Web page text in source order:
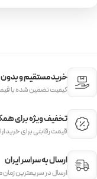
خرید مستقیم و
کیفیت تضمین شده با
تخفیف ویژه برای
قیمت‌ رقابتی برای
ارسال به سراسر ایران
ارسال در سریعترین